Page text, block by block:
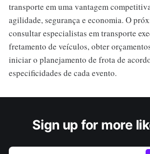
transporte em uma vantagem
agilidade, segurança e economia. O
consultar especialistas em transporte
fretamento de veículos, obter
iniciar o planejamento de frota de
especificidades de cada evento.
Sign up for more